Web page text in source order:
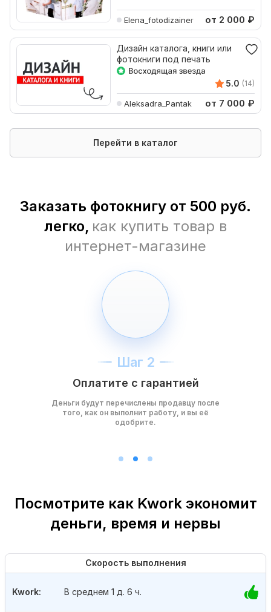
Elena_fotodizainer от 2 000 ₽
Дизайн каталога, книги или
фотокниги под печать
5.0 (14)
Aleksadra_Pantak от 7 000 ₽
Перейти в каталог
Заказать фотокнигу от 500 руб.
легко, как купить товар в
интернет-магазине
Шаг 2
Оплатите с гарантией
Деньги будут перечислены продавцу после
того, как он выполнит работу, и вы её
одобрите.
Посмотрите как Kwork экономит
деньги, время и нервы
Скорость выполнения
Kwork: В среднем 1 д. 6 ч.